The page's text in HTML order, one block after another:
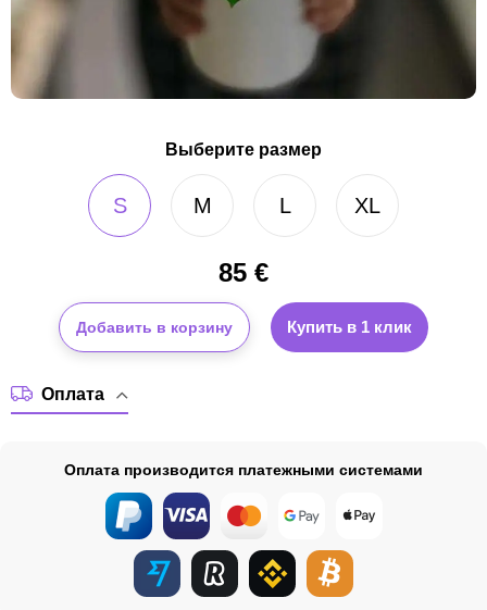
Выберите размер
S M L XL
85 €
Добавить в корзину Купить в 1 клик
Оплата
Оплата производится платежными системами